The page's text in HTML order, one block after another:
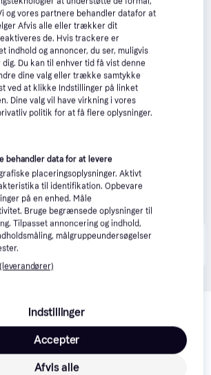
hos 2 butikker, som ikke er
kategori.
andre produkter, der matcher dine
og vores partnere behandler datafor at
Afvis alle eller trækker dit
de. Hvis trackere er
indhold og annoncer, du ser, muligvis
Du kan til enhver tid få vist denne
dine valg eller trække samtykke
ved at klikke Indstillinger på linket
Dine valg vil have virkning i vores
politik for at få flere oplysninger.
behandler data for at levere
placeringsoplysninger. Aktivt
til identifikation. Opbevare
på en enhed. Måle
Bruge begrænsede oplysninger til
Tilpasset annoncering og indhold,
målgruppeundersøgelser
Indstillinger
Afvis alle
Accepter